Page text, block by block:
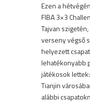
Ezen a
FIBA 3×3
Tajvan
verseny végső
helyezett
lehatékonyabb
játékosok
Tianjin
alábbi